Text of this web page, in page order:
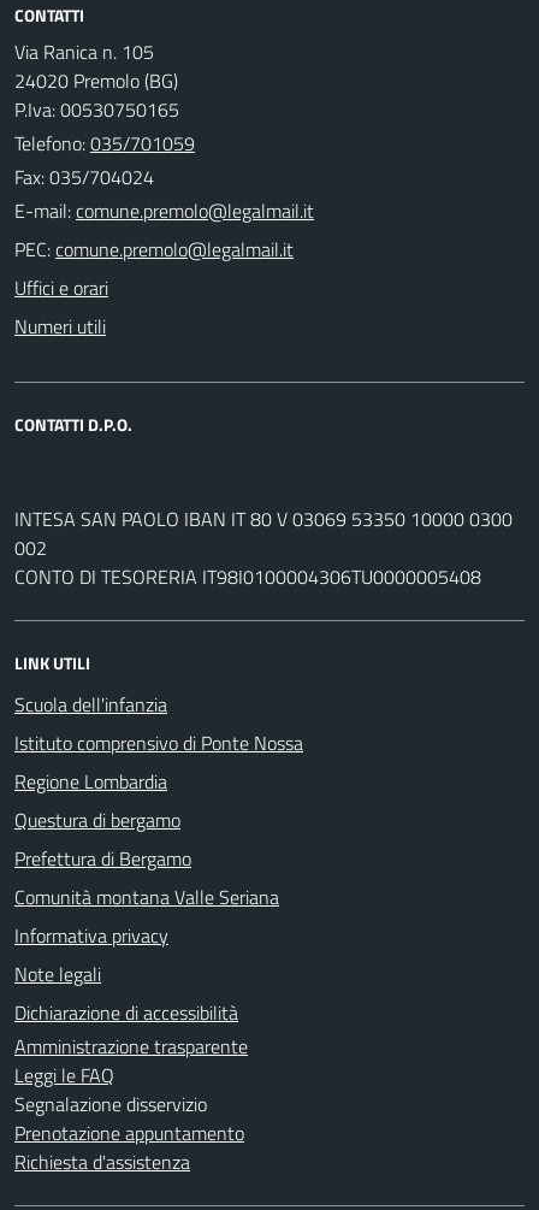
CONTATTI
Via Ranica n. 105
24020 Premolo (BG)
P.Iva: 00530750165
Telefono:035/701059
Fax: 035/704024
E-mail:
PEC:
Uffici e orari
Numeri utili
CONTATTI D.P.O.
INTESA SAN PAOLO IBAN IT 80 V 03069 53350 10000 0300
002
CONTO DI TESORERIA IT98I0100004306TU0000005408
LINK UTILI
Scuola dell'infanzia
Istituto comprensivo di Ponte Nossa
Regione Lombardia
Questura di bergamo
Prefettura di Bergamo
Comunità montana Valle Seriana
Informativa privacy
Note legali
Dichiarazione di accessibilità
Amministrazione trasparente
Leggi le FAQ
Segnalazione disservizio
Prenotazione appuntamento
Richiesta d'assistenza